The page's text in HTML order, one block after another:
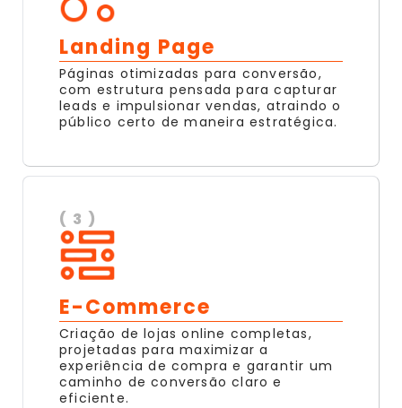
Landing Page
Páginas otimizadas para conversão,
com estrutura pensada para capturar
leads e impulsionar vendas, atraindo o
público certo de maneira estratégica.
( 3 )
E-Commerce
Criação de lojas online completas,
projetadas para maximizar a
experiência de compra e garantir um
caminho de conversão claro e
eficiente.